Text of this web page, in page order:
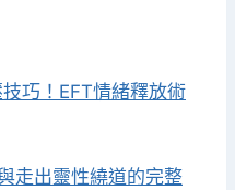
巧！EFT情緒釋放術
走出靈性繞道的完整